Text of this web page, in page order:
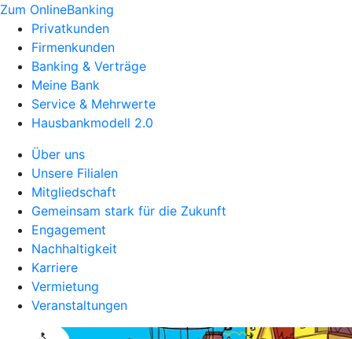
Zum OnlineBanking
Privatkunden
Firmenkunden
Banking & Verträge
Meine Bank
Service & Mehrwerte
Hausbankmodell 2.0
Über uns
Unsere Filialen
Mitgliedschaft
Gemeinsam stark für die Zukunft
Engagement
Nachhaltigkeit
Karriere
Vermietung
Veranstaltungen